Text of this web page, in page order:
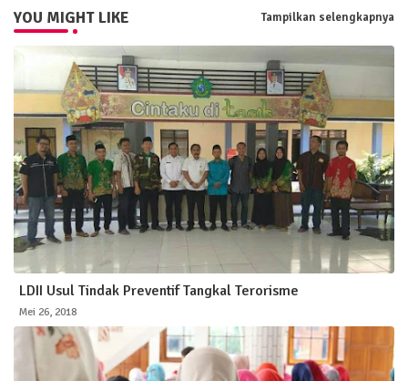
YOU MIGHT LIKE Tampilkan selengkapnya
LDII Usul Tindak Preventif Tangkal Terorisme
Mei 26, 2018